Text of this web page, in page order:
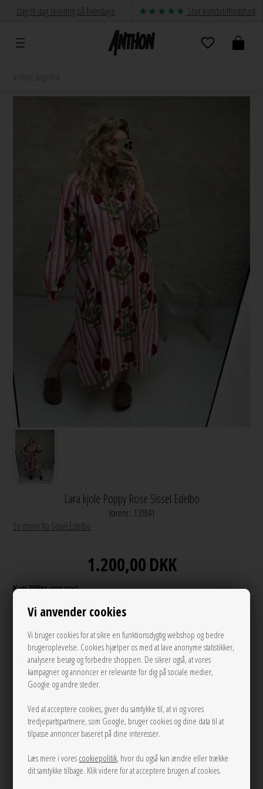
Vi anvender cookies
Vi bruger cookies for at sikre en funktionsdygtig webshop og bedre
brugeroplevelse. Cookies hjælper os med at lave anonyme statistikker,
analysere besøg og forbedre shoppen. De sikrer også, at vores
kampagner og annoncer er relevante for dig på sociale medier,
Google og andre steder.
Ved at acceptere cookies, giver du samtykke til, at vi og vores
tredjepartspartnere, som Google, bruger cookies og dine data til at
tilpasse annoncer baseret på dine interesser.
Læs mere i vores cookiepolitik, hvor du også kan ændre eller trække
dit samtykke tilbage. Klik videre for at acceptere brugen af cookies.
Dag til dag levering på hverdage Stor kundetilfredshed
Lara kjole Poppy Rose Sissel Edelbo
Varenr.: 131841
Se mere fra Sissel Edelbo
1.200,00DKK
Andre varianter
ONE
LÆG I KURVEN